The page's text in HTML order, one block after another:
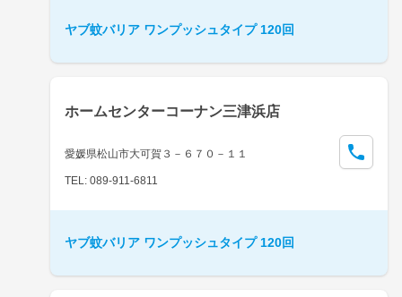
ヤブ蚊バリア ワンプッシュタイプ 120回
ホームセンターコーナン三津浜店
愛媛県松山市大可賀３－６７０－１１
TEL: 089-911-6811
ヤブ蚊バリア ワンプッシュタイプ 120回